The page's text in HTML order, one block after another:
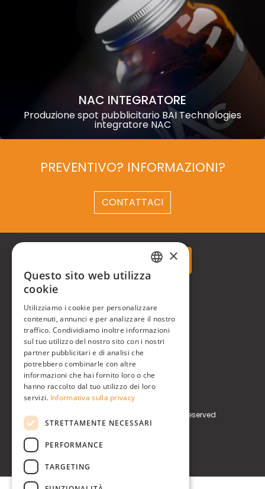
NAC INTEGRATORE
Produzione spot pubblicitario BAI Technologies
integratore NAC
PREVENTIVO? INFORMAZIONI?
CONTATTACI
P.zzale Arduino, 11 - Milano (MI)
Phone+39 0248519908
E-mail info@realtimegroup.it
P. IVA / C.F. 02794870960
Copyright © Real Time® S.r.l. All rights reserved
×
Questo sito web utilizza
cookie
Utilizziamo i cookie per personalizzare
contenuti, annunci e per analizzare il nostro
traffico. Condividiamo inoltre informazioni
sul tuo utilizzo del nostro sito con i nostri
partner pubblicitari e di analisi che
potrebbero combinarle con altre
informazioni che hai fornito loro o che
hanno raccolto dal tuo utilizzo dei loro
servizi. Informativa sulla privacy
STRETTAMENTE NECESSARI
PERFORMANCE
TARGETING